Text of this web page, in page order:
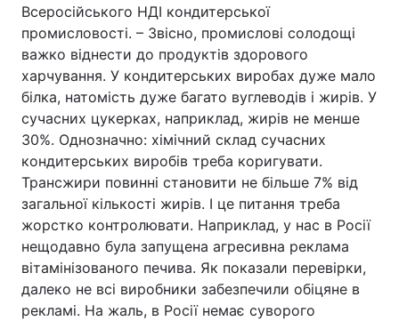
Всеросійського НДІ кондитерської
промисловості. – Звісно, промислові солодощі
важко віднести до продуктів здорового
харчування. У кондитерських виробах дуже мало
білка, натомість дуже багато вуглеводів і жирів. У
сучасних цукерках, наприклад, жирів не менше
30%. Однозначно: хімічний склад сучасних
кондитерських виробів треба коригувати.
Трансжири повинні становити не більше 7% від
загальної кількості жирів. І це питання треба
жорстко контролювати. Наприклад, у нас в Росії
нещодавно була запущена агресивна реклама
вітамінізованого печива. Як показали перевірки,
далеко не всі виробники забезпечили обіцяне в
рекламі. На жаль, в Росії немає суворого